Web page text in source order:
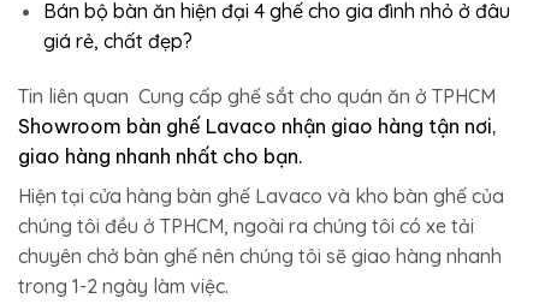
Bán bộ bàn ăn hiện đại 4 ghế cho gia đình nhỏ ở đâu
giá rẻ, chất đẹp?
Tin liên quan Cung cấp ghế sắt cho quán ăn ở TPHCM
Showroom bàn ghế Lavaco nhận giao hàng tận nơi,
giao hàng nhanh nhất cho bạn.
Hiện tại cửa hàng bàn ghế Lavaco và kho bàn ghế của
chúng tôi đều ở TPHCM, ngoài ra chúng tôi có xe tải
chuyên chở bàn ghế nên chúng tôi sẽ giao hàng nhanh
trong 1-2 ngày làm việc.